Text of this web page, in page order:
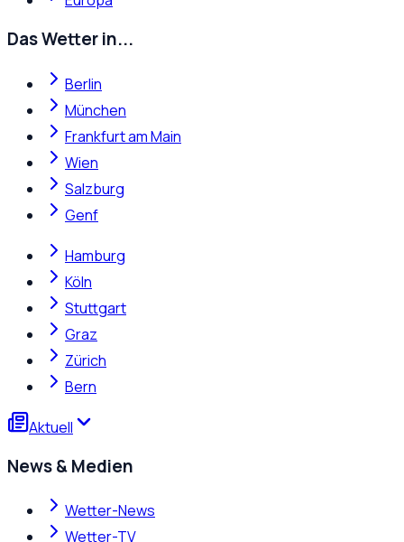
Das Wetter in...
Berlin
München
Frankfurt am Main
Wien
Salzburg
Genf
Hamburg
Köln
Stuttgart
Graz
Zürich
Bern
Aktuell
News & Medien
Wetter-News
Wetter-TV